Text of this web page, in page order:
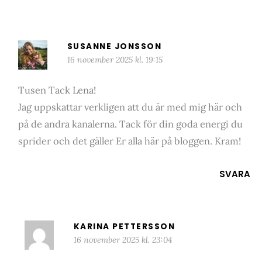
SUSANNE JONSSON
16 november 2025 kl. 19:15
Tusen Tack Lena!
Jag uppskattar verkligen att du är med mig här och
på de andra kanalerna. Tack för din goda energi du
sprider och det gäller Er alla här på bloggen. Kram!
SVARA
KARINA PETTERSSON
16 november 2025 kl. 23:04